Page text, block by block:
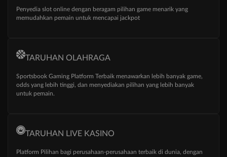
Penyedia slot online dengan beragam pilihan game menarik yang
memudahkan pemain untuk mencapai jackpot
TARUHAN OLAHRAGA
Sportsbook Gaming Platform Terbaik menawarkan lebih banyak game,
odds yang lebih tinggi, dan menyediakan pilihan yang lebih banyak
untuk pemain.
TARUHAN LIVE KASINO
Platform Pilihan bagi perusahaan-perusahaan terbaik di dunia, dengan